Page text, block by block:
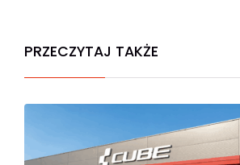
PRZECZYTAJ TAKŻE